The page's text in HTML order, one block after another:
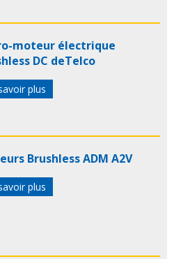
moteur électrique
DC deTelco
plus
Brushless ADM A2V
plus